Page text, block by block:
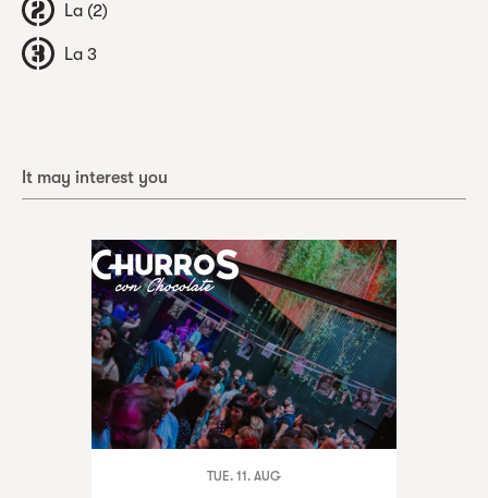
La (2)
La 3
It may interest you
TUE. 11. AUG